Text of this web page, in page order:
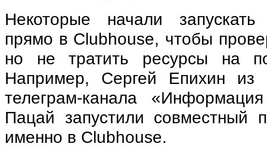
Некоторые начали
прямо в Clubhouse, чтобы
но не тратить ресурсы на
Например, Сергей Епихин из
телеграм-канала
Пацай запустили совместный
именно в Clubhouse.